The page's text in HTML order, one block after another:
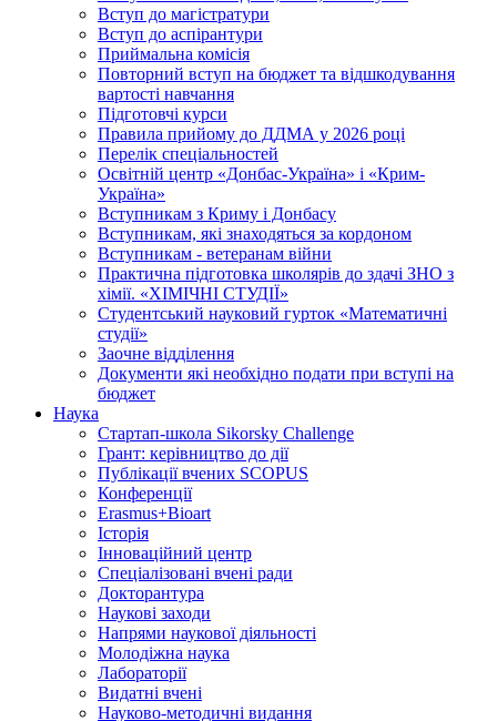
Вступ до магістратури
Вступ до аспірантури
Приймальна комісія
Повторний вступ на бюджет та відшкодування
вартості навчання
Підготовчі курси
Правила прийому до ДДМА у 2026 році
Перелік спеціальностей
Освітній центр «Донбас-Україна» і «Крим-
Україна»
Вступникам з Криму і Донбасу
Вступникам, які знаходяться за кордоном
Вступникам - ветеранам війни
Практична підготовка школярів до здачі ЗНО з
хімії. «ХІМІЧНІ СТУДІЇ»
Студентський науковий гурток «Математичні
студії»
Заочне відділення
Документи які необхідно подати при вступі на
бюджет
Наука
Стартап-школа Sikorsky Challenge
Грант: керівництво до дії
Публікації вчених SCOPUS
Конференції
Erasmus+Bioart
Історія
Інноваційний центр
Спеціалізовані вчені ради
Докторантура
Наукові заходи
Напрями наукової діяльності
Молодіжна наука
Лабораторії
Видатні вчені
Науково-методичні видання